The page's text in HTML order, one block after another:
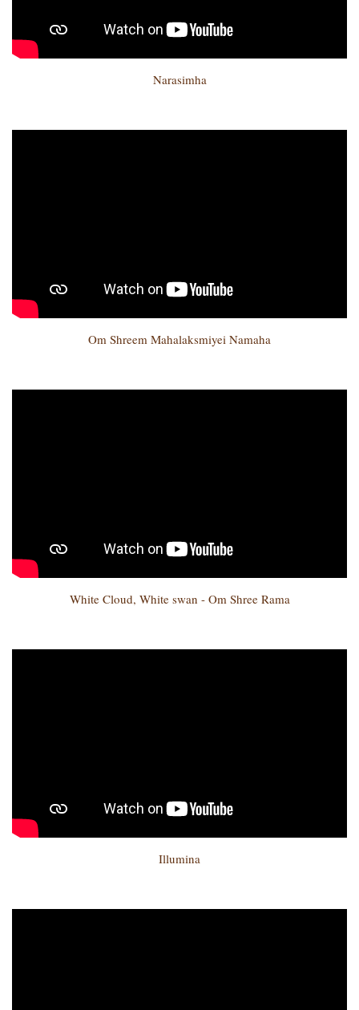
Narasimha
Om Shreem Mahalaksmiyei Namaha
White Cloud, White swan - Om Shree Rama
Illumina